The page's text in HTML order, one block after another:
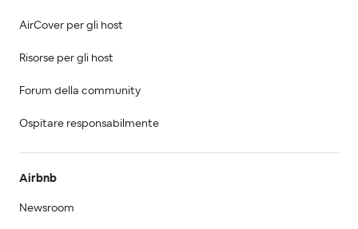
AirCover per gli host
Risorse per gli host
Forum della community
Ospitare responsabilmente
Airbnb
Newsroom